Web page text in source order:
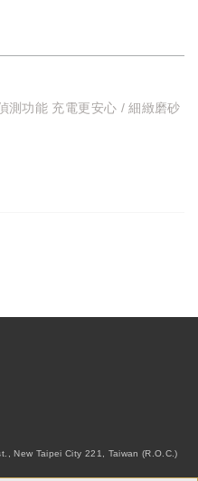
測功能 充電更安心 / 細緻磨砂
New Taipei City 221, Taiwan (R.O.C.)